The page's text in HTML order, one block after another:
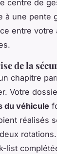
centre de
à une pente
entre votre
de la
chapitre
Votre
du véhicule
réalisés
list